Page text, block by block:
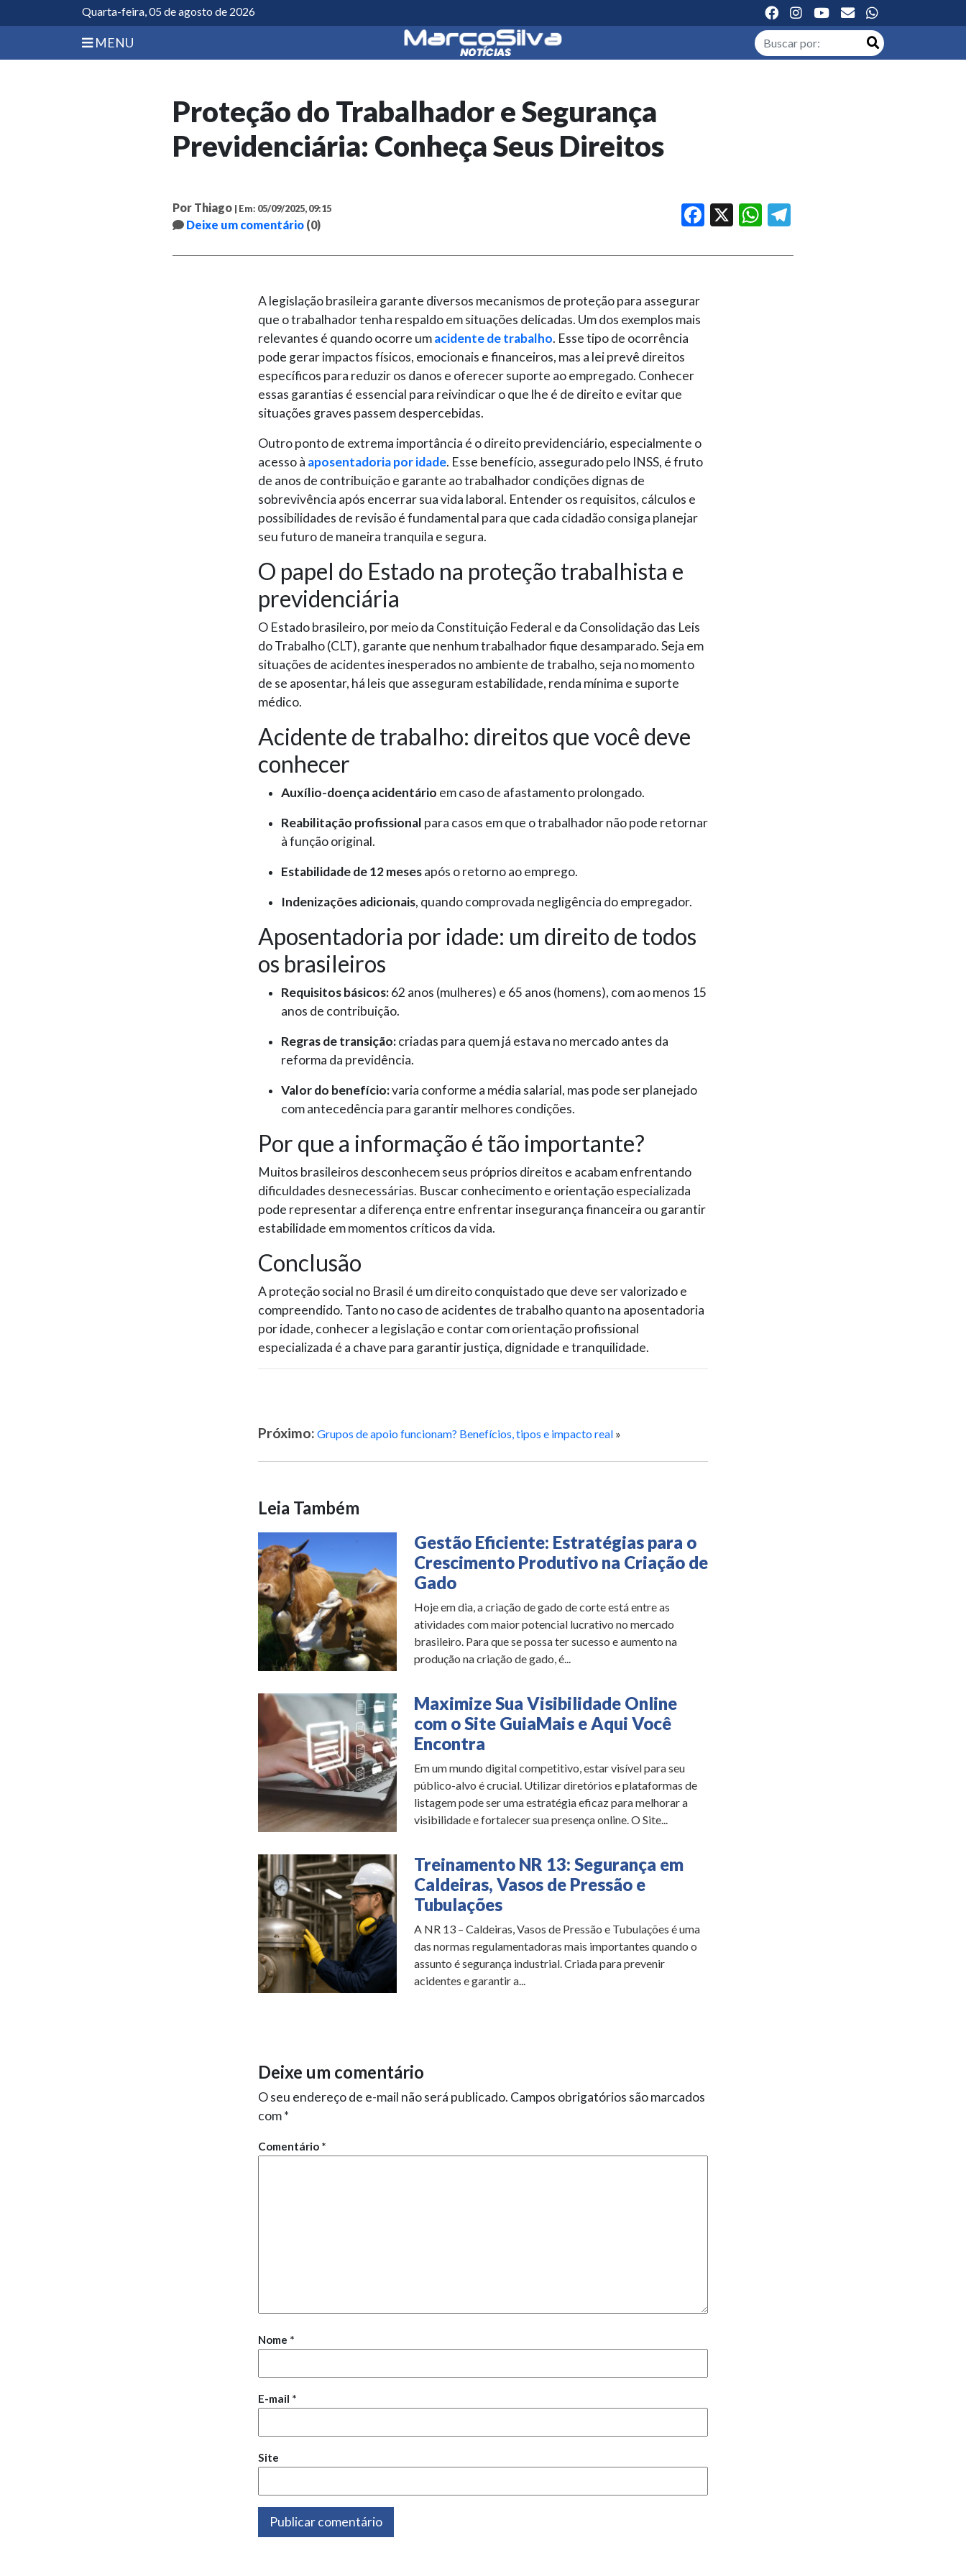
Quarta-feira, 05 de agosto de 2026
MENU
Proteção do Trabalhador e Segurança
Previdenciária: Conheça Seus Direitos
Por Thiago | Em: 05/09/2025, 09:15
Deixe um comentário (0)
Facebook WhatsApp
A legislação brasileira garante diversos mecanismos de proteção para assegurar
que o trabalhador tenha respaldo em situações delicadas. Um dos exemplos mais
relevantes é quando ocorre umacidente de trabalho. Esse tipo de ocorrência
pode gerar impactos físicos, emocionais e financeiros, mas a lei prevê direitos
específicos para reduzir os danos e oferecer suporte ao empregado. Conhecer
essas garantias é essencial para reivindicar o que lhe é de direito e evitar que
situações graves passem despercebidas.
Outro ponto de extrema importância é o direito previdenciário, especialmente o
acesso à aposentadoria por idade. Esse benefício, assegurado pelo INSS, é fruto
de anos de contribuição e garante ao trabalhador condições dignas de
sobrevivência após encerrar sua vida laboral. Entender os requisitos, cálculos e
possibilidades de revisão é fundamental para que cada cidadão consiga planejar
seu futuro de maneira tranquila e segura.
O papel do Estado na proteção trabalhista e
previdenciária
O Estado brasileiro, por meio da Constituição Federal e da Consolidação das Leis
do Trabalho (CLT), garante que nenhum trabalhador fique desamparado. Seja em
situações de acidentes inesperados no ambiente de trabalho, seja no momento
de se aposentar, há leis que asseguram estabilidade, renda mínima e suporte
médico.
Acidente de trabalho: direitos que você deve
conhecer
Auxílio-doença acidentário em caso de afastamento prolongado.
Reabilitação profissional para casos em que o trabalhador não pode retornar
à função original.
Estabilidade de 12 mesesapós o retorno ao emprego.
Indenizações adicionais, quando comprovada negligência do empregador.
Aposentadoria por idade: um direito de todos
os brasileiros
Requisitos básicos:62 anos (mulheres) e 65 anos (homens), com ao menos 15
anos de contribuição.
Regras de transição:criadas para quem já estava no mercado antes da
reforma da previdência.
Valor do benefício:varia conforme a média salarial, mas pode ser planejado
com antecedência para garantir melhores condições.
Por que a informação é tão importante?
Muitos brasileiros desconhecem seus próprios direitos e acabam enfrentando
dificuldades desnecessárias. Buscar conhecimento e orientação especializada
pode representar a diferença entre enfrentar insegurança financeira ou garantir
estabilidade em momentos críticos da vida.
Conclusão
A proteção social no Brasil é um direito conquistado que deve ser valorizado e
compreendido. Tanto no caso de acidentes de trabalho quanto na aposentadoria
por idade, conhecer a legislação e contar com orientação profissional
especializada é a chave para garantir justiça, dignidade e tranquilidade.
Próximo: Grupos de apoio funcionam? Benefícios, tipos e impacto real »
Leia Também
Gestão Eficiente: Estratégias para o
Crescimento Produtivo na Criação de
Gado
Hoje em dia, a criação de gado de corte está entre as
atividades com maior potencial lucrativo no mercado
brasileiro. Para que se possa ter sucesso e aumento na
produção na criação de gado, é...
Maximize Sua Visibilidade Online
com o Site GuiaMais e Aqui Você
Encontra
Em um mundo digital competitivo, estar visível para seu
público-alvo é crucial. Utilizar diretórios e plataformas de
listagem pode ser uma estratégia eficaz para melhorar a
visibilidade e fortalecer sua presença online. O Site...
Treinamento NR 13: Segurança em
Caldeiras, Vasos de Pressão e
Tubulações
A NR 13 – Caldeiras, Vasos de Pressão e Tubulações é uma
das normas regulamentadoras mais importantes quando o
assunto é segurança industrial. Criada para prevenir
acidentes e garantir a...
Deixe um comentário
O seu endereço de e-mail não será publicado. Campos obrigatórios são marcados
com*
Comentário *
Nome *
E-mail *
Site